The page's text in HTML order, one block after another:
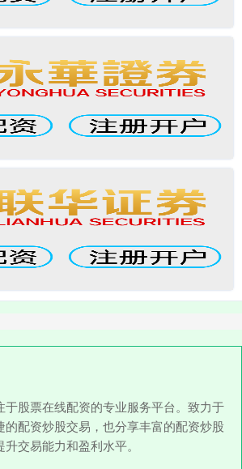
于股票在线配资的专业服务平台。致力于
的配资炒股交易，也分享丰富的配资炒股
交易能力和盈利水平。